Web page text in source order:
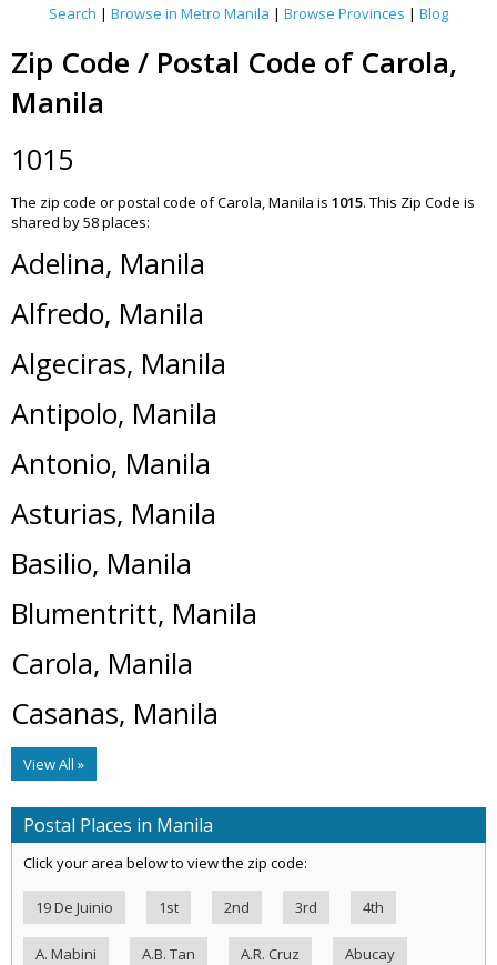
Search | Browse in Metro Manila | Browse Provinces | Blog
Zip Code / Postal Code of Carola,
Manila
1015
The zip code or postal code of Carola, Manila is 1015. This Zip Code is
shared by 58 places:
Adelina, Manila
Alfredo, Manila
Algeciras, Manila
Antipolo, Manila
Antonio, Manila
Asturias, Manila
Basilio, Manila
Blumentritt, Manila
Carola, Manila
Casanas, Manila
View All »
Postal Places in Manila
Click your area below to view the zip code:
19 De Juinio 1st 2nd 3rd 4th
A. Mabini A.B. Tan A.R. Cruz Abucay